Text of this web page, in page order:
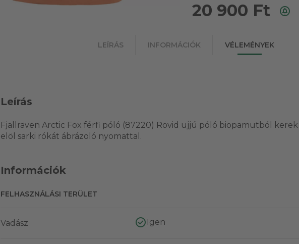
20 900 Ft
LEÍRÁS INFORMÁCIÓK VÉLEMÉNYEK
Leírás
Fjällräven Arctic Fox férfi póló (87220) Rövid ujjú póló biopamutból kerek
elöl sarki rókát ábrázoló nyomattal.
Információk
FELHASZNÁLÁSI TERÜLET
Vadász Igen